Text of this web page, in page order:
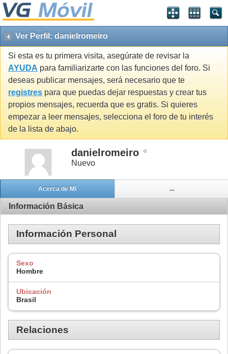
Ver Perfil: danielromeiro
Si esta es tu primera visita, asegúrate de revisar la
AYUDA para familiarizarte con las funciones del foro. Si
deseas publicar mensajes, será necesario que te
registres para que puedas dejar respuestas y crear tus
propios mensajes, recuerda que es gratis. Si quieres
empezar a leer mensajes, selecciona el foro de tu interés
de la lista de abajo.
danielromeiro
Nuevo
Acerca de Mí ...
Información Básica
Información Personal
Sexo
Hombre
Ubicación
Brasil
Relaciones